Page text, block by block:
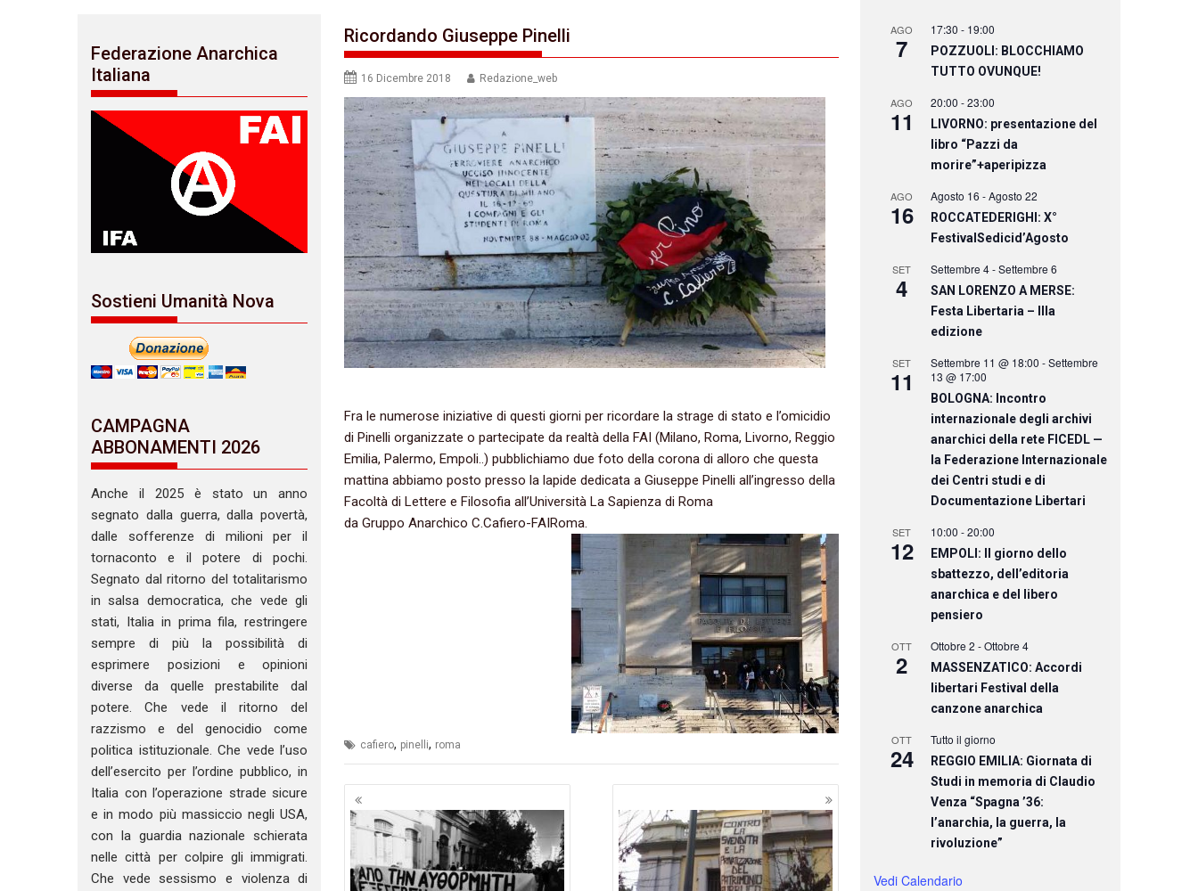
Ricordando Giuseppe Pinelli
16 Dicembre 2018 Redazione_web
Fra le numerose iniziative di questi giorni per ricordare la strage di stato e l’omicidio
di Pinelli organizzate o partecipate da realtà della FAI (Milano, Roma, Livorno, Reggio
Emilia, Palermo, Empoli..) pubblichiamo due foto della corona di alloro che questa
mattina abbiamo posto presso la lapide dedicata a Giuseppe Pinelli all’ingresso della
Facoltà di Lettere e Filosofia all’Università La Sapienza di Roma
da Gruppo Anarchico C.Cafiero-FAIRoma.
cafiero, pinelli, roma
Navigazione
articoli
Federazione Anarchica
Italiana
Sostieni Umanità Nova
CAMPAGNA
ABBONAMENTI 2026
Anche il 2025 è stato un anno
segnato dalla guerra, dalla povertà,
dalle sofferenze di milioni per il
tornaconto e il potere di pochi.
Segnato dal ritorno del totalitarismo
in salsa democratica, che vede gli
stati, Italia in prima fila, restringere
sempre di più la possibilità di
esprimere posizioni e opinioni
diverse da quelle prestabilite dal
potere. Che vede il ritorno del
razzismo e del genocidio come
politica istituzionale. Che vede l’uso
dell’esercito per l’ordine pubblico, in
Italia con l’operazione strade sicure
e in modo più massiccio negli USA,
con la guardia nazionale schierata
nelle città per colpire gli immigrati.
Che vede sessismo e violenza di
AGO
7
17:30 - 19:00
POZZUOLI: BLOCCHIAMO
TUTTO OVUNQUE!
AGO
11
20:00 -23:00
LIVORNO: presentazione del
libro “Pazzi da
morire”+aperipizza
AGO
16
Agosto 16 -Agosto 22
ROCCATEDERIGHI: X°
FestivalSedicid’Agosto
SET
4
Settembre 4-Settembre 6
SAN LORENZO A MERSE:
Festa Libertaria – IIIa
edizione
SET
11
Settembre 11 @ 18:00 -Settembre
13 @ 17:00
BOLOGNA: Incontro
internazionale degli archivi
anarchici della rete FICEDL —
la Federazione Internazionale
dei Centri studi e di
Documentazione Libertari
SET
12
10:00 -20:00
EMPOLI: Il giorno dello
sbattezzo, dell’editoria
anarchica e del libero
pensiero
OTT
2
Ottobre 2 -Ottobre 4
MASSENZATICO: Accordi
libertari Festival della
canzone anarchica
OTT
24
Tutto il giorno
REGGIO EMILIA: Giornata di
Studi in memoria di Claudio
Venza “Spagna ’36:
l’anarchia, la guerra, la
rivoluzione”
Vedi Calendario